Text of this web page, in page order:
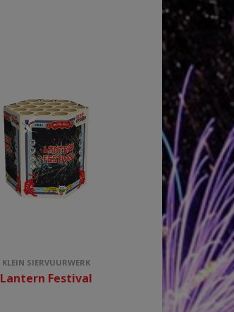
KLEIN SIERVUURWERK
Lantern Festival